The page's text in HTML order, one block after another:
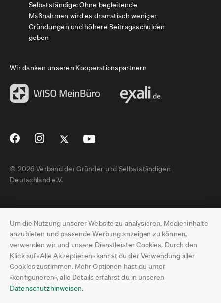
Um die Nutzung unserer Website zu analysieren, Medieninhalte
anzubieten und passende Werbung anzeigen zu können,
verwenden wir und unsere Dienstleister Cookies. Durch den
Klick auf «Alle Akzeptieren» kannst du der Verwendung aller
Cookies zustimmen. Mehr Optionen hast du unter
«konfigurieren», alle Details erfährst du in unseren
Datenschutzhinweisen.
Selbstständige: Ohne begleitende
Maßnahmen wird es dramatisch weniger
Gründungen und höhere Beitragsschulden
geben
Wir danken unseren Kooperationspartnern
© 2026 Verband der Gründer und Selbstständigen
Deutschland e.V.
Impressum
Datenschutz
Pressebereich
Jobs